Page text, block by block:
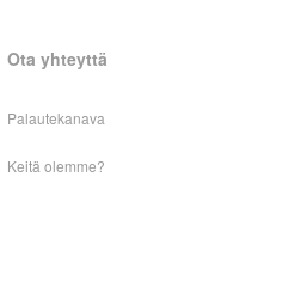
Ota yhteyttä
Palautekanava
Keitä olemme?